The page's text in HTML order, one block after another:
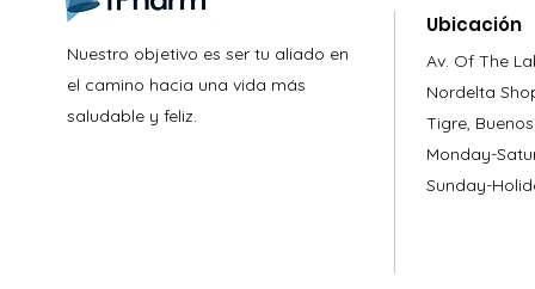
Nuestro objetivo es ser tu aliado en
el camino hacia una vida más
saludable y feliz.
Ubicación
Av. Of The
Nordelta
Tigre,
Monday-
Sunday-